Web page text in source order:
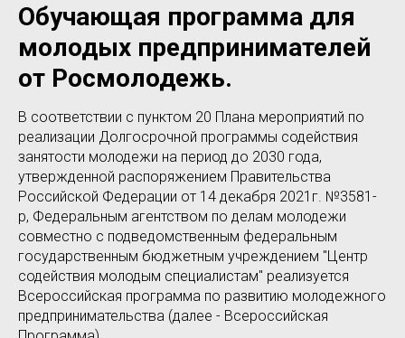
Обучающая программа для
молодых предпринимателей
от Росмолодежь.
В соответствии с пунктом 20 Плана мероприятий по
реализации Долгосрочной программы содействия
занятости молодежи на период до 2030 года,
утвержденной распоряжением Правительства
Российской Федерации от 14 декабря 2021г. №3581-
р, Федеральным агентством по делам молодежи
совместно с подведомственным федеральным
государственным бюджетным учреждением "Центр
содействия молодым специалистам" реализуется
Всероссийская программа по развитию молодежного
предпринимательства (далее - Всероссийская